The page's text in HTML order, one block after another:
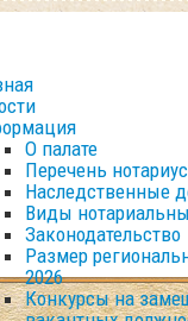
О палате
Перечень
Наследственные
Виды
Законодательство
Размер
2026
Конкурсы на